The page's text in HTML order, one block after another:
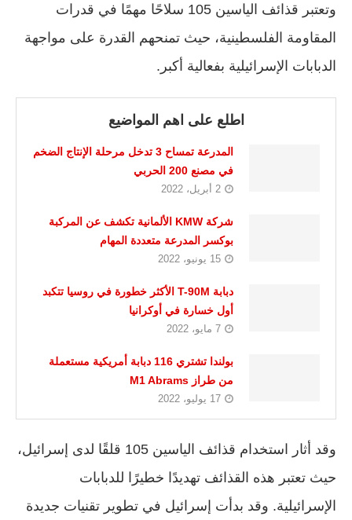
وتعتبر قذائف الياسين 105 سلاحًا مهمًا في قدرات
المقاومة الفلسطينية، حيث تمنحهم القدرة على مواجهة
الدبابات الإسرائيلية بفعالية أكبر.
اطلع على اهم المواضيع
المدرعة تمساح 3 تدخل مرحلة الإنتاج الضخم
في مصنع 200 الحربي
2 أبريل، 2022
شركة KMW الألمانية تكشف عن المركبة
بوكسر المدرعة متعددة المهام
15 يونيو، 2022
دبابة T-90M الأكثر خطورة في روسيا تتكبد
أول خسارة في أوكرانيا
7 مايو، 2022
بولندا تشتري 116 دبابة أمريكية مستعملة
من طراز M1 Abrams
17 يوليو، 2022
وقد أثار استخدام قذائف الياسين 105 قلقًا لدى إسرائيل،
حيث تعتبر هذه القذائف تهديدًا خطيرًا للدبابات
الإسرائيلية. وقد بدأت إسرائيل في تطوير تقنيات جديدة